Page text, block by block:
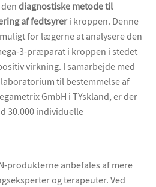
diagnostiske metode til
af fedtsyreri kroppen. Denne
for lægerne at analysere den
3-præparat i kroppen i stedet
virkning. I samarbejde med
til bestemmelse af
GmbH i TYskland, er der
30.000 individuelle
produkterne anbefales af mere
og terapeuter. Ved